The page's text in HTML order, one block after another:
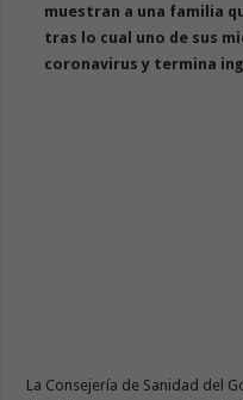
muestran a una familia
tras lo cual uno de sus
coronavirus y termina
La Consejería de Sanidad del